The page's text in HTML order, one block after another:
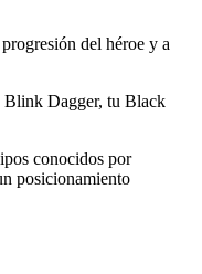
del héroe y a
Blink Dagger, tu Black
conocidos por
posicionamiento